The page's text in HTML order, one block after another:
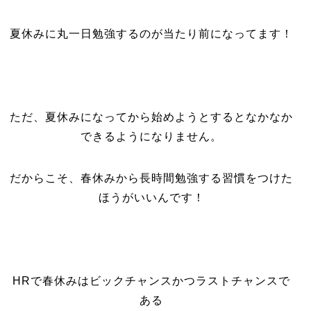
夏休みに丸一日勉強するのが当たり前になってます！
ただ、夏休みになってから始めようとするとなかなか
できるようになりません。
だからこそ、春休みから長時間勉強する習慣をつけた
ほうがいいんです！
HRで春休みはビックチャンスかつラストチャンスで
ある